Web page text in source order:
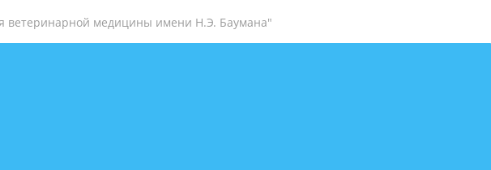
ветеринарной медицины имени Н.Э. Баумана"